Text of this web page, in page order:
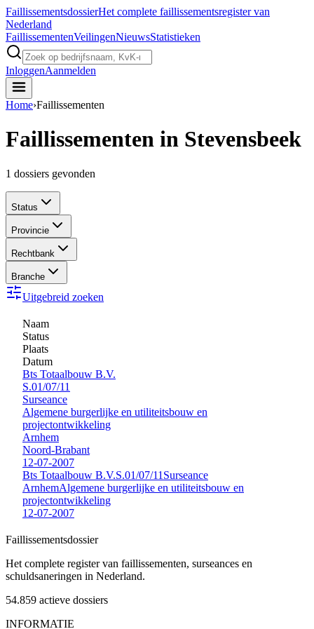
FaillissementsdossierHet complete faillissementsregister van
Nederland
FaillissementenVeilingenNieuwsStatistieken
InloggenAanmelden
Home›Faillissementen
Faillissementen in Stevensbeek
1 dossiers gevonden
Status
Provincie
Rechtbank
Branche
Uitgebreid zoeken
Naam
Status
Plaats
Datum
Bts Totaalbouw B.V.
S.01/07/11
Surseance
Algemene burgerlijke en utiliteitsbouw en
projectontwikkeling
Arnhem
Noord-Brabant
12-07-2007
Bts Totaalbouw B.V.S.01/07/11 Surseance
ArnhemAlgemene burgerlijke en utiliteitsbouw en
projectontwikkeling
12-07-2007
Faillissementsdossier
Het complete register van faillissementen, surseances en
schuldsaneringen in Nederland.
54.859 actieve dossiers
INFORMATIE